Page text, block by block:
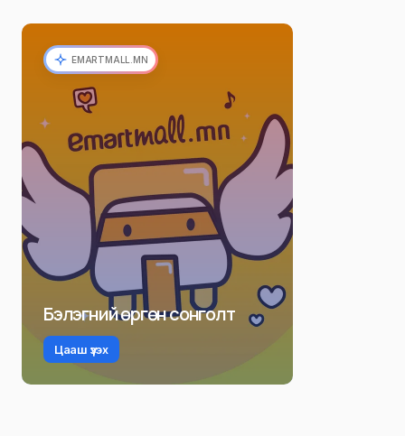
EMARTMALL.MN
Бэлэгний өргөн сонголт
Цааш үзэх